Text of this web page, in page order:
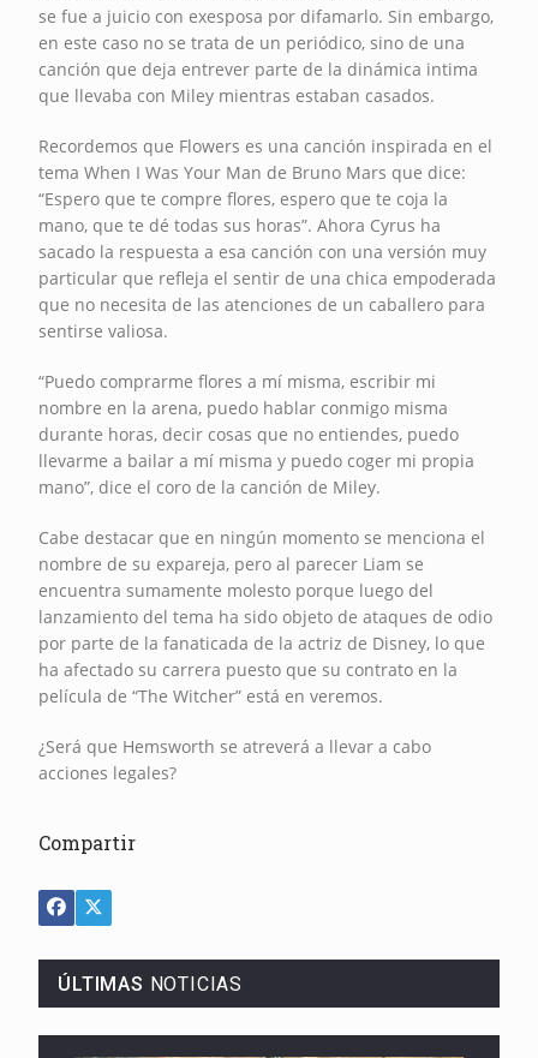
se fue a juicio con exesposa por difamarlo. Sin embargo,
en este caso no se trata de un periódico, sino de una
canción que deja entrever parte de la dinámica intima
que llevaba con Miley mientras estaban casados.
Recordemos que Flowers es una canción inspirada en el
tema When I Was Your Man de Bruno Mars que dice:
“Espero que te compre flores, espero que te coja la
mano, que te dé todas sus horas”. Ahora Cyrus ha
sacado la respuesta a esa canción con una versión muy
particular que refleja el sentir de una chica empoderada
que no necesita de las atenciones de un caballero para
sentirse valiosa.
“Puedo comprarme flores a mí misma, escribir mi
nombre en la arena, puedo hablar conmigo misma
durante horas, decir cosas que no entiendes, puedo
llevarme a bailar a mí misma y puedo coger mi propia
mano”, dice el coro de la canción de Miley.
Cabe destacar que en ningún momento se menciona el
nombre de su expareja, pero al parecer Liam se
encuentra sumamente molesto porque luego del
lanzamiento del tema ha sido objeto de ataques de odio
por parte de la fanaticada de la actriz de Disney, lo que
ha afectado su carrera puesto que su contrato en la
película de “The Witcher” está en veremos.
¿Será que Hemsworth se atreverá a llevar a cabo
acciones legales?
Compartir
ÚLTIMAS NOTICIAS